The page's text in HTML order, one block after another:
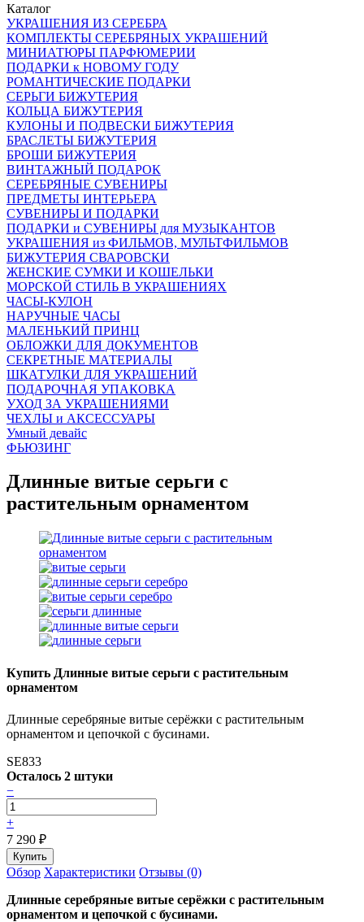
Каталог
УКРАШЕНИЯ ИЗ СЕРЕБРА
КОМПЛЕКТЫ СЕРЕБРЯНЫХ УКРАШЕНИЙ
МИНИАТЮРЫ ПАРФЮМЕРИИ
ПОДАРКИ к НОВОМУ ГОДУ
РОМАНТИЧЕСКИЕ ПОДАРКИ
СЕРЬГИ БИЖУТЕРИЯ
КОЛЬЦА БИЖУТЕРИЯ
КУЛОНЫ И ПОДВЕСКИ БИЖУТЕРИЯ
БРАСЛЕТЫ БИЖУТЕРИЯ
БРОШИ БИЖУТЕРИЯ
ВИНТАЖНЫЙ ПОДАРОК
СЕРЕБРЯНЫЕ СУВЕНИРЫ
ПРЕДМЕТЫ ИНТЕРЬЕРА
СУВЕНИРЫ И ПОДАРКИ
ПОДАРКИ и СУВЕНИРЫ для МУЗЫКАНТОВ
УКРАШЕНИЯ из ФИЛЬМОВ, МУЛЬТФИЛЬМОВ
БИЖУТЕРИЯ СВАРОВСКИ
ЖЕНСКИЕ СУМКИ И КОШЕЛЬКИ
МОРСКОЙ СТИЛЬ В УКРАШЕНИЯХ
ЧАСЫ-КУЛОН
НАРУЧНЫЕ ЧАСЫ
МАЛЕНЬКИЙ ПРИНЦ
ОБЛОЖКИ ДЛЯ ДОКУМЕНТОВ
СЕКРЕТНЫЕ МАТЕРИАЛЫ
ШКАТУЛКИ ДЛЯ УКРАШЕНИЙ
ПОДАРОЧНАЯ УПАКОВКА
УХОД ЗА УКРАШЕНИЯМИ
ЧEХЛЫ и АКСЕССУАРЫ
Умный девайс
ФЬЮЗИНГ
Длинные витые серьги с
растительным орнаментом
Купить Длинные витые серьги с растительным
орнаментом
Длинные серебряные витые серёжки с растительным
орнаментом и цепочкой с бусинами.
SE833
Осталось 2 штуки
−
+
7 290 ₽
Обзор Характеристики Отзывы (0)
Длинные серебряные витые серёжки с растительным
орнаментом и цепочкой с бусинами.